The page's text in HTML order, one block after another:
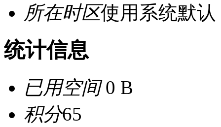
所在时区使用系统默认
统计信息
已用空间0 B
积分65